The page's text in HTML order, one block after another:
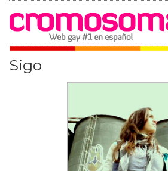
Sigo